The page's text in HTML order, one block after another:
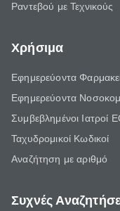
Ραντεβού με Τεχνικούς
Χρήσιμα
Εφημερεύοντα
Εφημερεύοντα
Συμβεβλημένοι Ιατροί
Ταχυδρομικοί Κωδικοί
Αναζήτηση με αριθμό
Συχνές